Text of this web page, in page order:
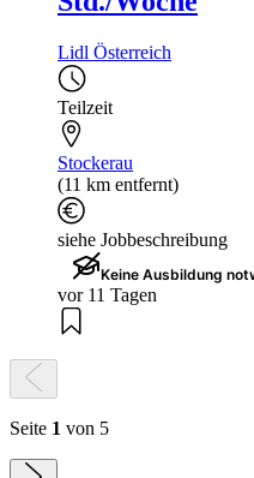
Lidl Österreich
Teilzeit
Stockerau
(11 km entfernt)
siehe Jobbeschreibung
Keine Ausbildung
vor 11 Tagen
Seite 1 von 5